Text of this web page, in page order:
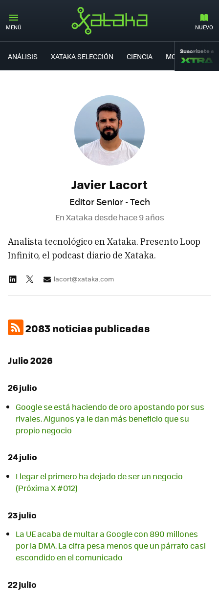
MENÚ NUEVO
ANÁLISIS XATAKA SELECCIÓN CIENCIA MOVILIDAD
Suscríbete a
Javier Lacort
Editor Senior - Tech
En Xataka desdehace 9 años
Analista tecnológico en Xataka. Presento Loop
Infinito, el podcast diario de Xataka.
lacort@xataka.com
2083 noticias publicadas
Julio 2026
26 julio
Google se está haciendo de oro apostando por sus
rivales. Algunos ya le dan más beneficio que su
propio negocio
24 julio
Llegar el primero ha dejado de ser un negocio
(Próxima X #012)
23 julio
La UE acaba de multar a Google con 890 millones
por la DMA. La cifra pesa menos que un párrafo casi
escondido en el comunicado
22 julio